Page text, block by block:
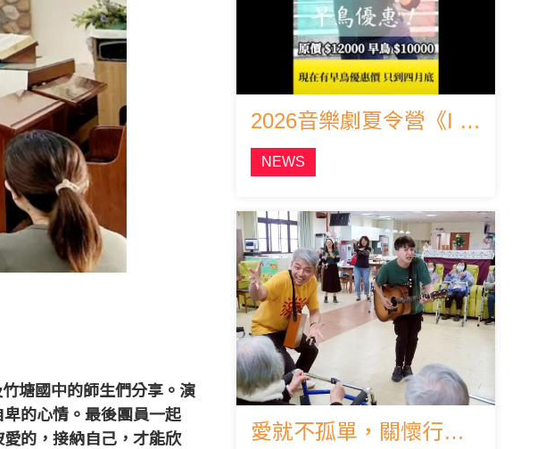
塘國中的師生們分享。演
的心情。 最後團員一起
的，接納自己，才能欣
2026音樂劇夏令營《I am So Loved》 早鳥優惠報名中！
NEWS
愛就不孤單，關懷行動進行中~